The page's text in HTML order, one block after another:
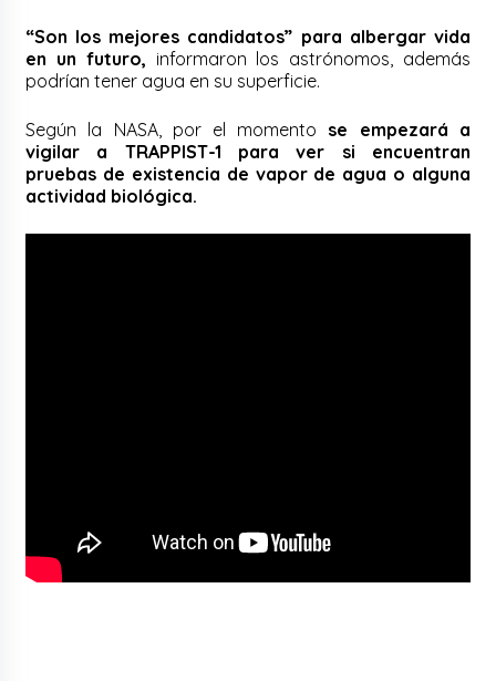
“Son los mejores candidatos” para albergar vida
en un futuro, informaron los astrónomos, además
podrían tener agua en su superficie.
Según la NASA, por el momento se empezará a
vigilar a TRAPPIST-1 para ver si encuentran
pruebas de existencia de vapor de agua o alguna
actividad biológica.